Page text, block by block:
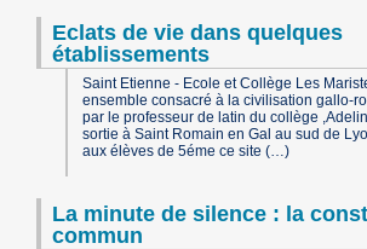
Eclats de vie dans quelques
établissements
Saint Etienne - Ecole et Collège Les
ensemble consacré à la civilisation gallo-
par le professeur de latin du collège
sortie à Saint Romain en Gal au sud de
aux élèves de 5éme ce site (…)
La minute de silence : la
commun